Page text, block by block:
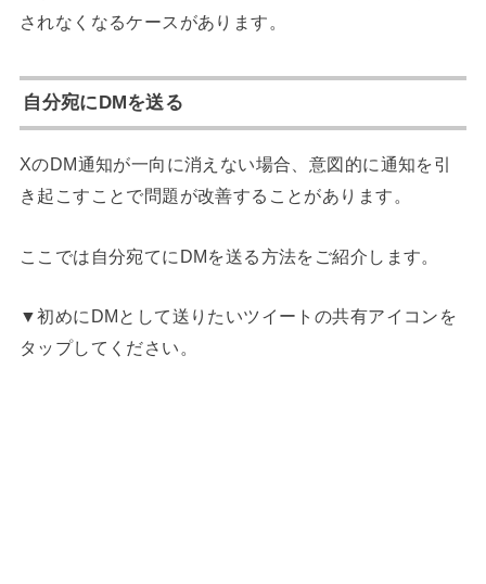
されなくなるケースがあります。
自分宛にDMを送る
XのDM通知が一向に消えない場合、意図的に通知を引
き起こすことで問題が改善することがあります。
ここでは自分宛てにDMを送る方法をご紹介します。
▼初めにDMとして送りたいツイートの共有アイコンを
タップしてください。